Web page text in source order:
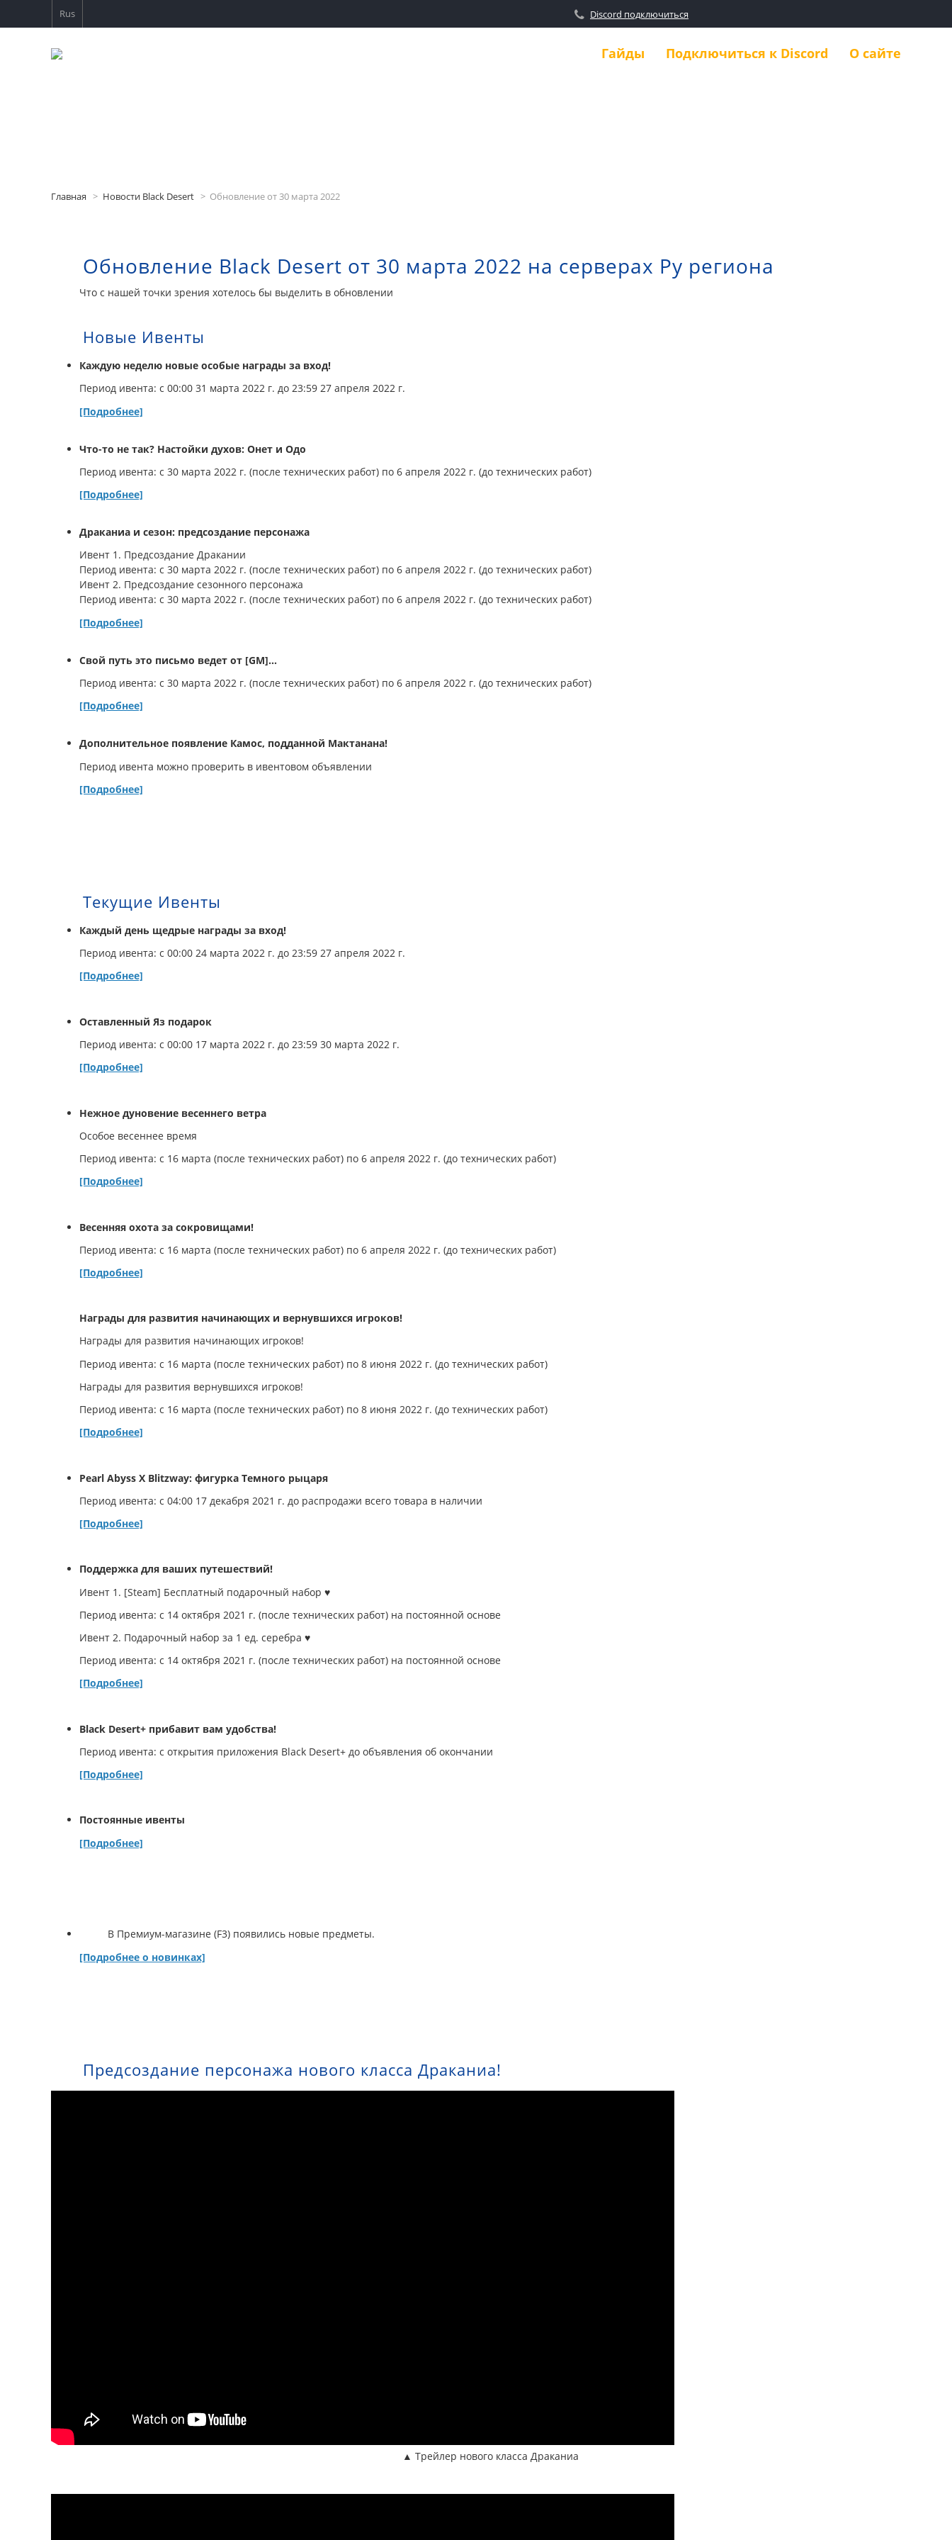
Rus Discord подключиться
Гайды Подключиться к Discord О сайте
Главная Новости Black Desert Обновление от 30 марта 2022
Обновление Black Desert от 30 марта 2022 на серверах Ру региона
Что с нашей точки зрения хотелось бы выделить в обновлении
Новые Ивенты
Каждую неделю новые особые награды за вход!
Период ивента: с 00:00 31 марта 2022 г. до 23:59 27 апреля 2022 г.
[Подробнее]
Что-то не так? Настойки духов: Онет и Одо
Период ивента: с 30 марта 2022 г. (после технических работ) по 6 апреля 2022 г. (до технических работ)
[Подробнее]
Драканиа и сезон: предсоздание персонажа
Ивент 1. Предсоздание Дракании
Период ивента: с 30 марта 2022 г. (после технических работ) по 6 апреля 2022 г. (до технических работ)
Ивент 2. Предсоздание сезонного персонажа
Период ивента: с 30 марта 2022 г. (после технических работ) по 6 апреля 2022 г. (до технических работ)
[Подробнее]
Свой путь это письмо ведет от [GM]...
Период ивента: с 30 марта 2022 г. (после технических работ) по 6 апреля 2022 г. (до технических работ)
[Подробнее]
Дополнительное появление Камос, подданной Мактанана!
Период ивента можно проверить в ивентовом объявлении
[Подробнее]
Текущие Ивенты
Каждый день щедрые награды за вход!
Период ивента: с 00:00 24 марта 2022 г. до 23:59 27 апреля 2022 г.
[Подробнее]
Оставленный Яз подарок
Период ивента: с 00:00 17 марта 2022 г. до 23:59 30 марта 2022 г.
[Подробнее]
Нежное дуновение весеннего ветра
Особое весеннее время
Период ивента: с 16 марта (после технических работ) по 6 апреля 2022 г. (до технических работ)
[Подробнее]
Весенняя охота за сокровищами!
Период ивента: с 16 марта (после технических работ) по 6 апреля 2022 г. (до технических работ)
[Подробнее]
Награды для развития начинающих и вернувшихся игроков!
Награды для развития начинающих игроков!
Период ивента: с 16 марта (после технических работ) по 8 июня 2022 г. (до технических работ)
Награды для развития вернувшихся игроков!
Период ивента: с 16 марта (после технических работ) по 8 июня 2022 г. (до технических работ)
[Подробнее]
Pearl Abyss X Blitzway: фигурка Темного рыцаря
Период ивента: с 04:00 17 декабря 2021 г. до распродажи всего товара в наличии
[Подробнее]
Поддержка для ваших путешествий!
Ивент 1. [Steam] Бесплатный подарочный набор ♥
Период ивента: с 14 октября 2021 г. (после технических работ) на постоянной основе
Ивент 2. Подарочный набор за 1 ед. серебра ♥
Период ивента: с 14 октября 2021 г. (после технических работ) на постоянной основе
[Подробнее]
Black Desert+ прибавит вам удобства!
Период ивента: с открытия приложения Black Desert+ до объявления об окончании
[Подробнее]
Постоянные ивенты
[Подробнее]
В Премиум-магазине (F3) появились новые предметы.
[Подробнее о новинках]
Предсоздание персонажа нового класса Драканиа!
▲ Трейлер нового класса Драканиа